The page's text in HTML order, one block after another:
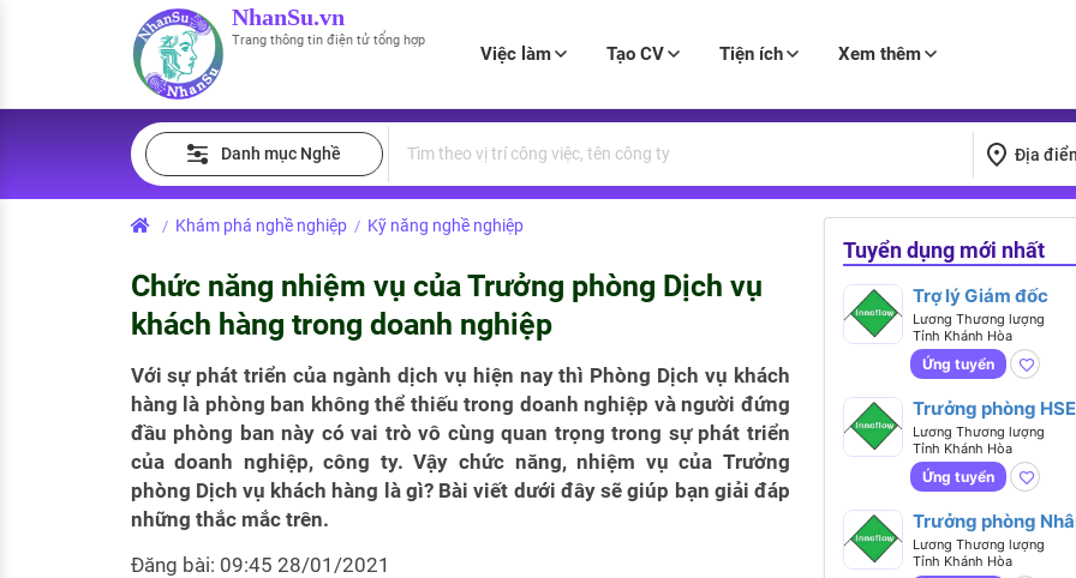
NhanSu.vn
Trang thông tin điện tử tổng hợp
Việc làm Tạo CV Tiện ích Xem thêm
Tìm việc làm
Việc làm tốt nhất
Danh sách nhà tuyển dụng
Nhà tuyển dụng hàng đầu
Quản lý CV
MẪU CV THEO STYLE
Mẫu CV đơn giản
Mẫu CV hiện đại
Tính lương Gross - Net
PHÁP LUẬT VIỆT NAM
Văn bản pháp luật
Chính sách mới
Lao động và tiền lương
Thuế thu nhập
Hồ sơ biểu mẫu
Chính sách lao động
KHÁM PHÁ NGHỀ NGHIỆP
Danh mục Nghề Địa
/ Khám phá nghề nghiệp / Kỹ năng nghề nghiệp
Chức năng nhiệm vụ của Trưởng phòng Dịch vụ
khách hàng trong doanh nghiệp
Với sự phát triển của ngành dịch vụ hiện nay thì Phòng Dịch vụ khách
hàng là phòng ban không thể thiếu trong doanh nghiệp và người đứng
đầu phòng ban này có vai trò vô cùng quan trọng trong sự phát triển
của doanh nghiệp, công ty. Vậy chức năng, nhiệm vụ của Trưởng
phòng Dịch vụ khách hàng là gì? Bài viết dưới đây sẽ giúp bạn giải đáp
những thắc mắc trên.
Đăng bài: 09:45 28/01/2021
Tuyển dụng mới nhất
Trợ lý Giám đốc
Lương Thương lượng
Tỉnh Khánh Hòa
Ứng tuyển
Trưởng phòng HSE
Lương Thương lượng
Tỉnh Khánh Hòa
Ứng tuyển
Trưởng phòng
Lương Thương lượng
Tỉnh Khánh Hòa